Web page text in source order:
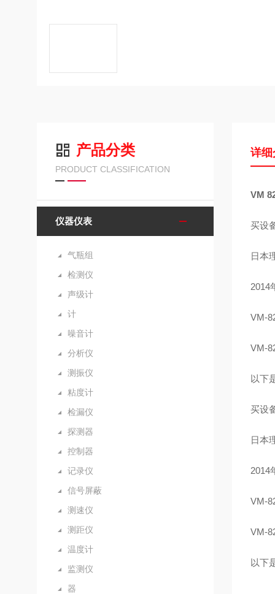
产品分类
PRODUCT CLASSIFICATION
仪器仪表
气瓶组
检测仪
声级计
计
噪音计
分析仪
测振仪
粘度计
检漏仪
探测器
控制器
记录仪
信号屏蔽
测速仪
测距仪
温度计
监测仪
器
详细
VM
买设
日本
2014
VM-
VM-
以下
买设
日本
2014
VM-
VM-
以下